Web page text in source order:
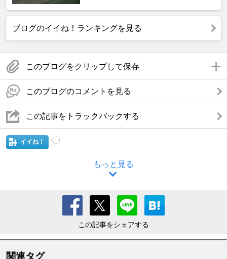
ブログのイイね！ランキングを見る
このブログをクリップして保存
このブログのコメントを見る
この記事をトラックバックする
イイね！
もっと見る
この記事をシェアする
関連タグ